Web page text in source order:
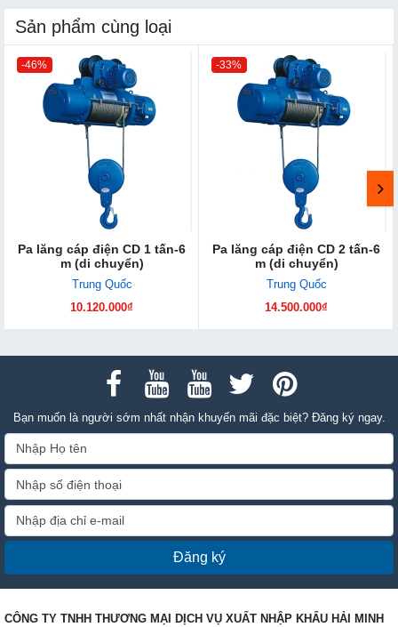
Sản phẩm cùng loại
-46%
Pa lăng cáp điện CD 1 tấn-6
m (di chuyển)
Trung Quốc
10.120.000₫
-33%
Pa lăng cáp điện CD 2 tấn-6
m (di chuyển)
Trung Quốc
14.500.000₫
Bạn muốn là người sớm nhất nhận khuyến mãi đặc biệt? Đăng ký ngay.
Đăng ký
CÔNG TY TNHH THƯƠNG MẠI DỊCH VỤ XUẤT NHẬP KHẨU HẢI MINH